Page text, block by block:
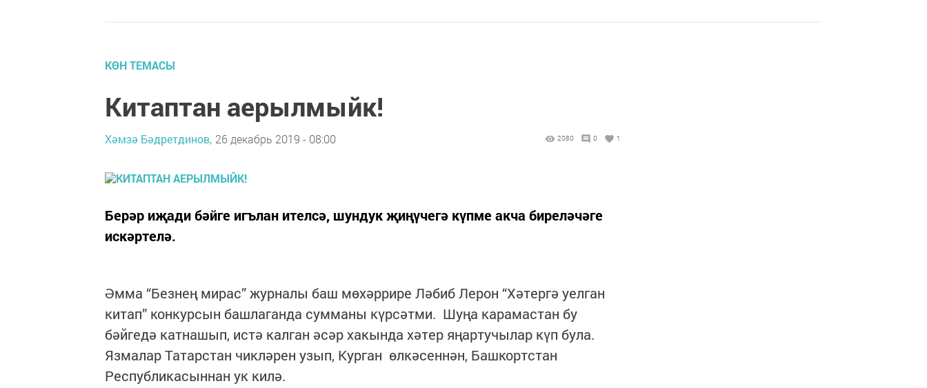
КӨН ТЕМАСЫ
Китаптан аерылмыйк!
Хәмзә Бәдретдинов, 26 декабрь 2019 - 08:00 2080 0 1
Берәр иҗади бәйге игълан ителсә, шундук җиңүчегә күпме акча биреләчәге
искәртелә.
Әмма “Безнең мирас” журналы баш мөхәррире Ләбиб Лерон “Хәтергә уелган
китап” конкурсын башлаганда сумманы күрсәтми. Шуңа карамастан бу
бәйгедә катнашып, истә калган әсәр хакында хәтер яңартучылар күп була.
Язмалар Татарстан чикләрен узып, Курган өлкәсеннән, Башкортстан
Республикасыннан ук килә.